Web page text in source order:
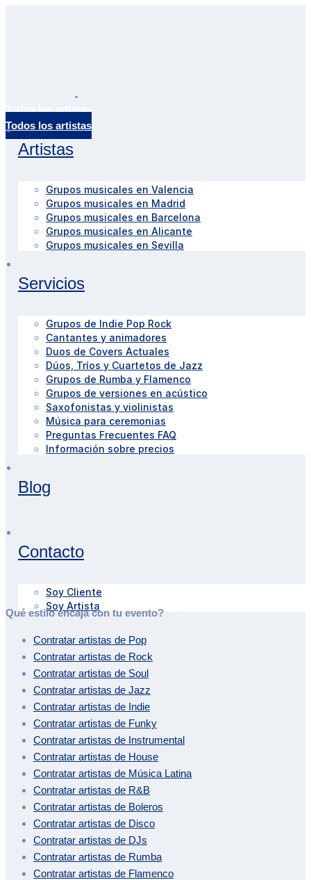
Artistas
Grupos musicales en Valencia
Grupos musicales en Madrid
Grupos musicales en Barcelona
Grupos musicales en Alicante
Grupos musicales en Sevilla
Servicios
Grupos de Indie Pop Rock
Cantantes y animadores
Duos de Covers Actuales
Dúos, Tríos y Cuartetos de Jazz
Grupos de Rumba y Flamenco
Grupos de versiones en acústico
Saxofonistas y violinistas
Música para ceremonias
Preguntas Frecuentes FAQ
Información sobre precios
Blog
Contacto
Soy Cliente
Soy Artista
Qué estilo encaja con tu evento?
Contratar artistas de Pop
Contratar artistas de Rock
Contratar artistas de Soul
Contratar artistas de Jazz
Contratar artistas de Indie
Contratar artistas de Funky
Contratar artistas de Instrumental
Contratar artistas de House
Contratar artistas de Música Latina
Contratar artistas de R&B
Contratar artistas de Boleros
Contratar artistas de Disco
Contratar artistas de DJs
Contratar artistas de Rumba
Contratar artistas de Flamenco